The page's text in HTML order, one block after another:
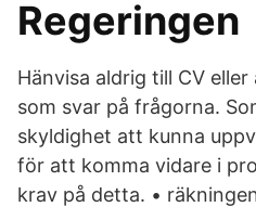
Regeringen
Hänvisa aldrig till CV
som svar på frågorna.
skyldighet att kunna
för att komma vidare i
krav på detta. •